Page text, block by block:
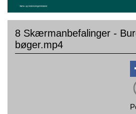
8 Skærmanbefalinger -
bøger.mp4